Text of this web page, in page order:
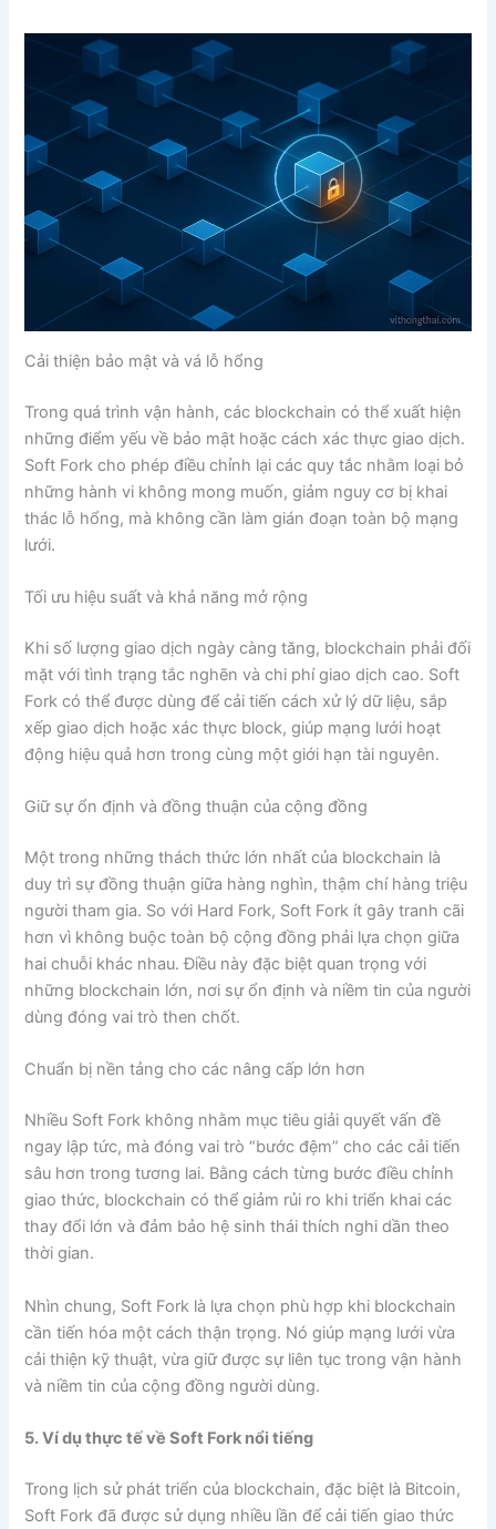
Cải thiện bảo mật và vá lỗ hổng
Trong quá trình vận hành, các blockchain có thể xuất hiện
những điểm yếu về bảo mật hoặc cách xác thực giao dịch.
Soft Fork cho phép điều chỉnh lại các quy tắc nhằm loại bỏ
những hành vi không mong muốn, giảm nguy cơ bị khai
thác lỗ hổng, mà không cần làm gián đoạn toàn bộ mạng
lưới.
Tối ưu hiệu suất và khả năng mở rộng
Khi số lượng giao dịch ngày càng tăng, blockchain phải đối
mặt với tình trạng tắc nghẽn và chi phí giao dịch cao. Soft
Fork có thể được dùng để cải tiến cách xử lý dữ liệu, sắp
xếp giao dịch hoặc xác thực block, giúp mạng lưới hoạt
động hiệu quả hơn trong cùng một giới hạn tài nguyên.
Giữ sự ổn định và đồng thuận của cộng đồng
Một trong những thách thức lớn nhất của blockchain là
duy trì sự đồng thuận giữa hàng nghìn, thậm chí hàng triệu
người tham gia. So với Hard Fork, Soft Fork ít gây tranh cãi
hơn vì không buộc toàn bộ cộng đồng phải lựa chọn giữa
hai chuỗi khác nhau. Điều này đặc biệt quan trọng với
những blockchain lớn, nơi sự ổn định và niềm tin của người
dùng đóng vai trò then chốt.
Chuẩn bị nền tảng cho các nâng cấp lớn hơn
Nhiều Soft Fork không nhằm mục tiêu giải quyết vấn đề
ngay lập tức, mà đóng vai trò “bước đệm” cho các cải tiến
sâu hơn trong tương lai. Bằng cách từng bước điều chỉnh
giao thức, blockchain có thể giảm rủi ro khi triển khai các
thay đổi lớn và đảm bảo hệ sinh thái thích nghi dần theo
thời gian.
Nhìn chung, Soft Fork là lựa chọn phù hợp khi blockchain
cần tiến hóa một cách thận trọng. Nó giúp mạng lưới vừa
cải thiện kỹ thuật, vừa giữ được sự liên tục trong vận hành
và niềm tin của cộng đồng người dùng.
5. Ví dụ thực tế về Soft Fork nổi tiếng
Trong lịch sử phát triển của blockchain, đặc biệt là Bitcoin,
Soft Fork đã được sử dụng nhiều lần để cải tiến giao thức